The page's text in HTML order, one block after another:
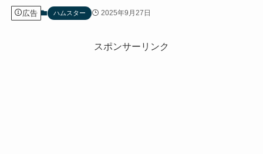
広告 ハムスター 2025年9月27日
スポンサーリンク